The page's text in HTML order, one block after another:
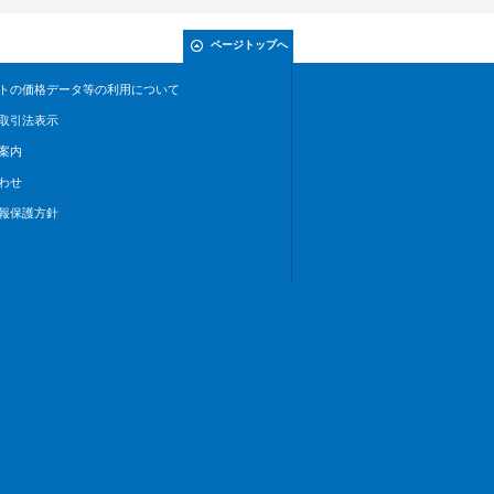
ページトップへ
の価格データ等の利用について
引法表示
内
せ
保護方針